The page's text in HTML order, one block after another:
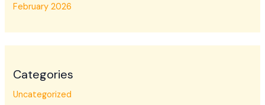
February 2026
Categories
Uncategorized